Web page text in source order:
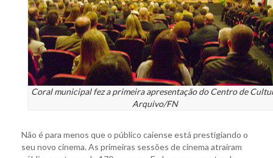
Coral municipal fez a primeira apresentação do Centro de
Arquivo/FN
Não é para menos que o público caiense está prestigiando o
seu novo cinema. As primeiras sessões de cinema atraíram